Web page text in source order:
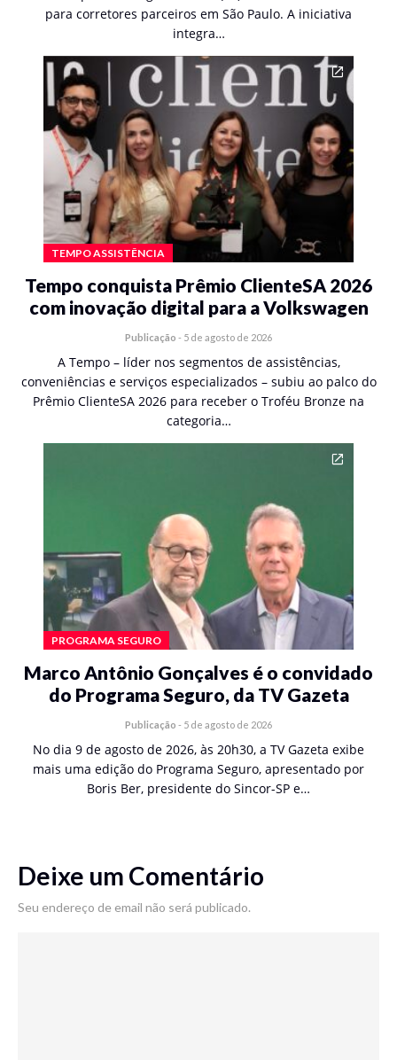
para corretores parceiros em São Paulo. A iniciativa
integra…
TEMPO ASSISTÊNCIA
Tempo conquista Prêmio ClienteSA 2026
com inovação digital para a Volkswagen
Publicação - 5 de agosto de 2026
A Tempo – líder nos segmentos de assistências,
conveniências e serviços especializados – subiu ao palco do
Prêmio ClienteSA 2026 para receber o Troféu Bronze na
categoria…
PROGRAMA SEGURO
Marco Antônio Gonçalves é o convidado
do Programa Seguro, da TV Gazeta
Publicação - 5 de agosto de 2026
No dia 9 de agosto de 2026, às 20h30, a TV Gazeta exibe
mais uma edição do Programa Seguro, apresentado por
Boris Ber, presidente do Sincor-SP e…
Deixe um Comentário
Seu endereço de email não será publicado.